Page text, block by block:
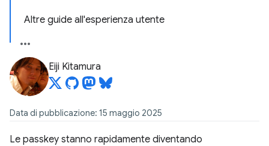
Altre guide all'esperienza utente
Eiji Kitamura
Data di pubblicazione: 15 maggio 2025
Le passkey stanno rapidamente diventando